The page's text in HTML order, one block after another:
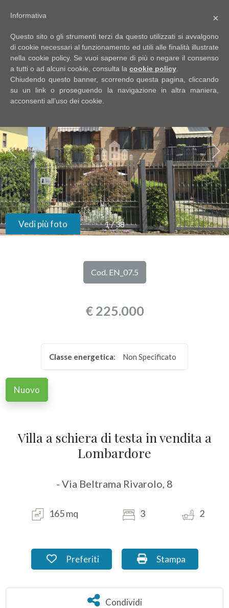
1/38
Vedi più foto
Cod. EN_07.5
€ 225.000
Classe energetica: Non Specificato
Nuovo
Villa a schiera di testa in vendita a
Lombardore
- Via Beltrama Rivarolo, 8
165 mq 3 2
Preferiti: Cod. EN_07.5
Preferiti Stampa: Cod.
Stampa
Condividi
Condividi
EN
HOME
SIAMO
IMMOBILI
SERVIZI
DICONO
CONTATTI
Contratto
Qualsiasi
Vendita
Affitto
Scegli
dove
cercare
Commerciali
Industriali
×
Informativa
Questo sito o gli strumenti terzi da questo utilizzati si avvalgono
di cookie necessari al funzionamento ed utili alle finalità illustrate
nella cookie policy. Se vuoi saperne di più o negare il consenso
a tutti o ad alcuni cookie, consulta la cookie policy
Chiudendo questo banner, scorrendo questa pagina, cliccando
su un link o proseguendo la navigazione in altra maniera,
acconsenti all’uso dei cookie.